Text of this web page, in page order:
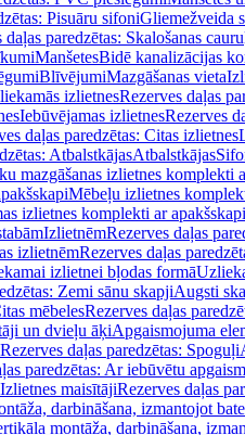
Pisuāru sifoniGliemežveida
daļas paredzētas: Skalošanas
ManšetesBidē kanalizācijas
BlīvējumiMazgāšanas vieta
izlietnesRezerves daļas
Iebūvējamas izlietnesRezerves
daļas paredzētas: Citas izlietnes
AtbalstkājasAtbalstkājas
mazgāšanas izlietnes komplekti
Mēbeļu izlietnes
izlietnes komplekti ar apakšskapi
IzlietnēmRezerves daļas
izlietnēmRezerves daļas
izlietnei bļodas formā
Zemi sānu skapjiAugsti
mēbelesRezerves daļas
un dvieļu āķiApgaismojuma
Rezerves daļas paredzētas: Spoguļi
paredzētas: Ar iebūvētu
Izlietnes maisītājiRezerves daļas
darbināšana, izmantojot
montāža, darbināšana,